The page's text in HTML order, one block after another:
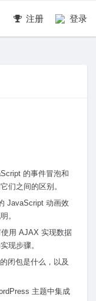
注册 登录
的事件冒泡和
们之间的区别。
JavaScript 动画效
。
⽤ AJAX 实现数据
现步骤。
闭包是什么，以及
主题中集成